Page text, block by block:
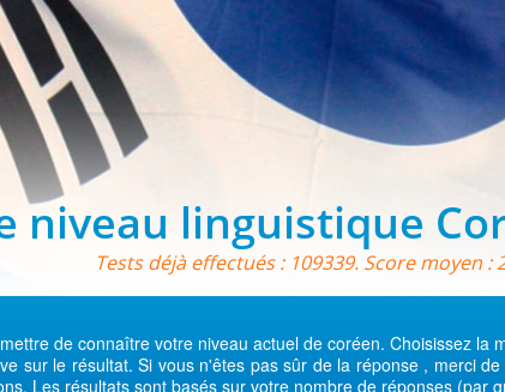
niveau linguistique
Tests déjà effectués : 109339. Score moyen :
de connaître votre niveau actuel de coréen. Choisissez
sur le résultat. Si vous n'êtes pas sûr de la réponse , merci
Les résultats sont basés sur votre nombre de réponses (par